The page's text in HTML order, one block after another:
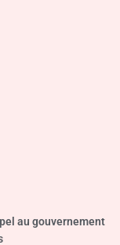
au gouvernement